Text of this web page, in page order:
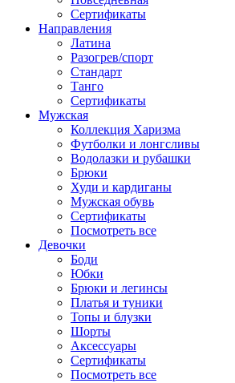
Сертификаты
Направления
Латина
Разогрев/спорт
Стандарт
Танго
Сертификаты
Мужская
Коллекция Харизма
Футболки и лонгсливы
Водолазки и рубашки
Брюки
Худи и кардиганы
Мужская обувь
Сертификаты
Посмотреть все
Девочки
Боди
Юбки
Брюки и легинсы
Платья и туники
Топы и блузки
Шорты
Аксессуары
Сертификаты
Посмотреть все